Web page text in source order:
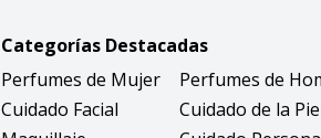
Categorías Destacadas
Perfumes de Mujer
Perfumes de
Cuidado Facial
Cuidado de la